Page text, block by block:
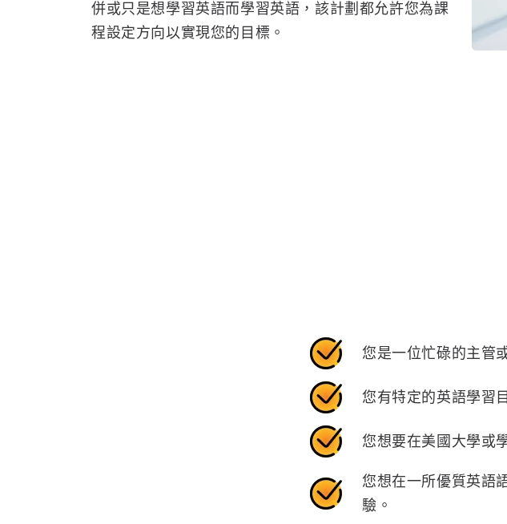
併或只是想學習英語而學習英語，該計劃都允許您為課
程設定方向以實現您的目標。
您是一位忙碌的主管
您有特定的英語學習
您想要在美國大學或
您想在一所優質英語
驗。